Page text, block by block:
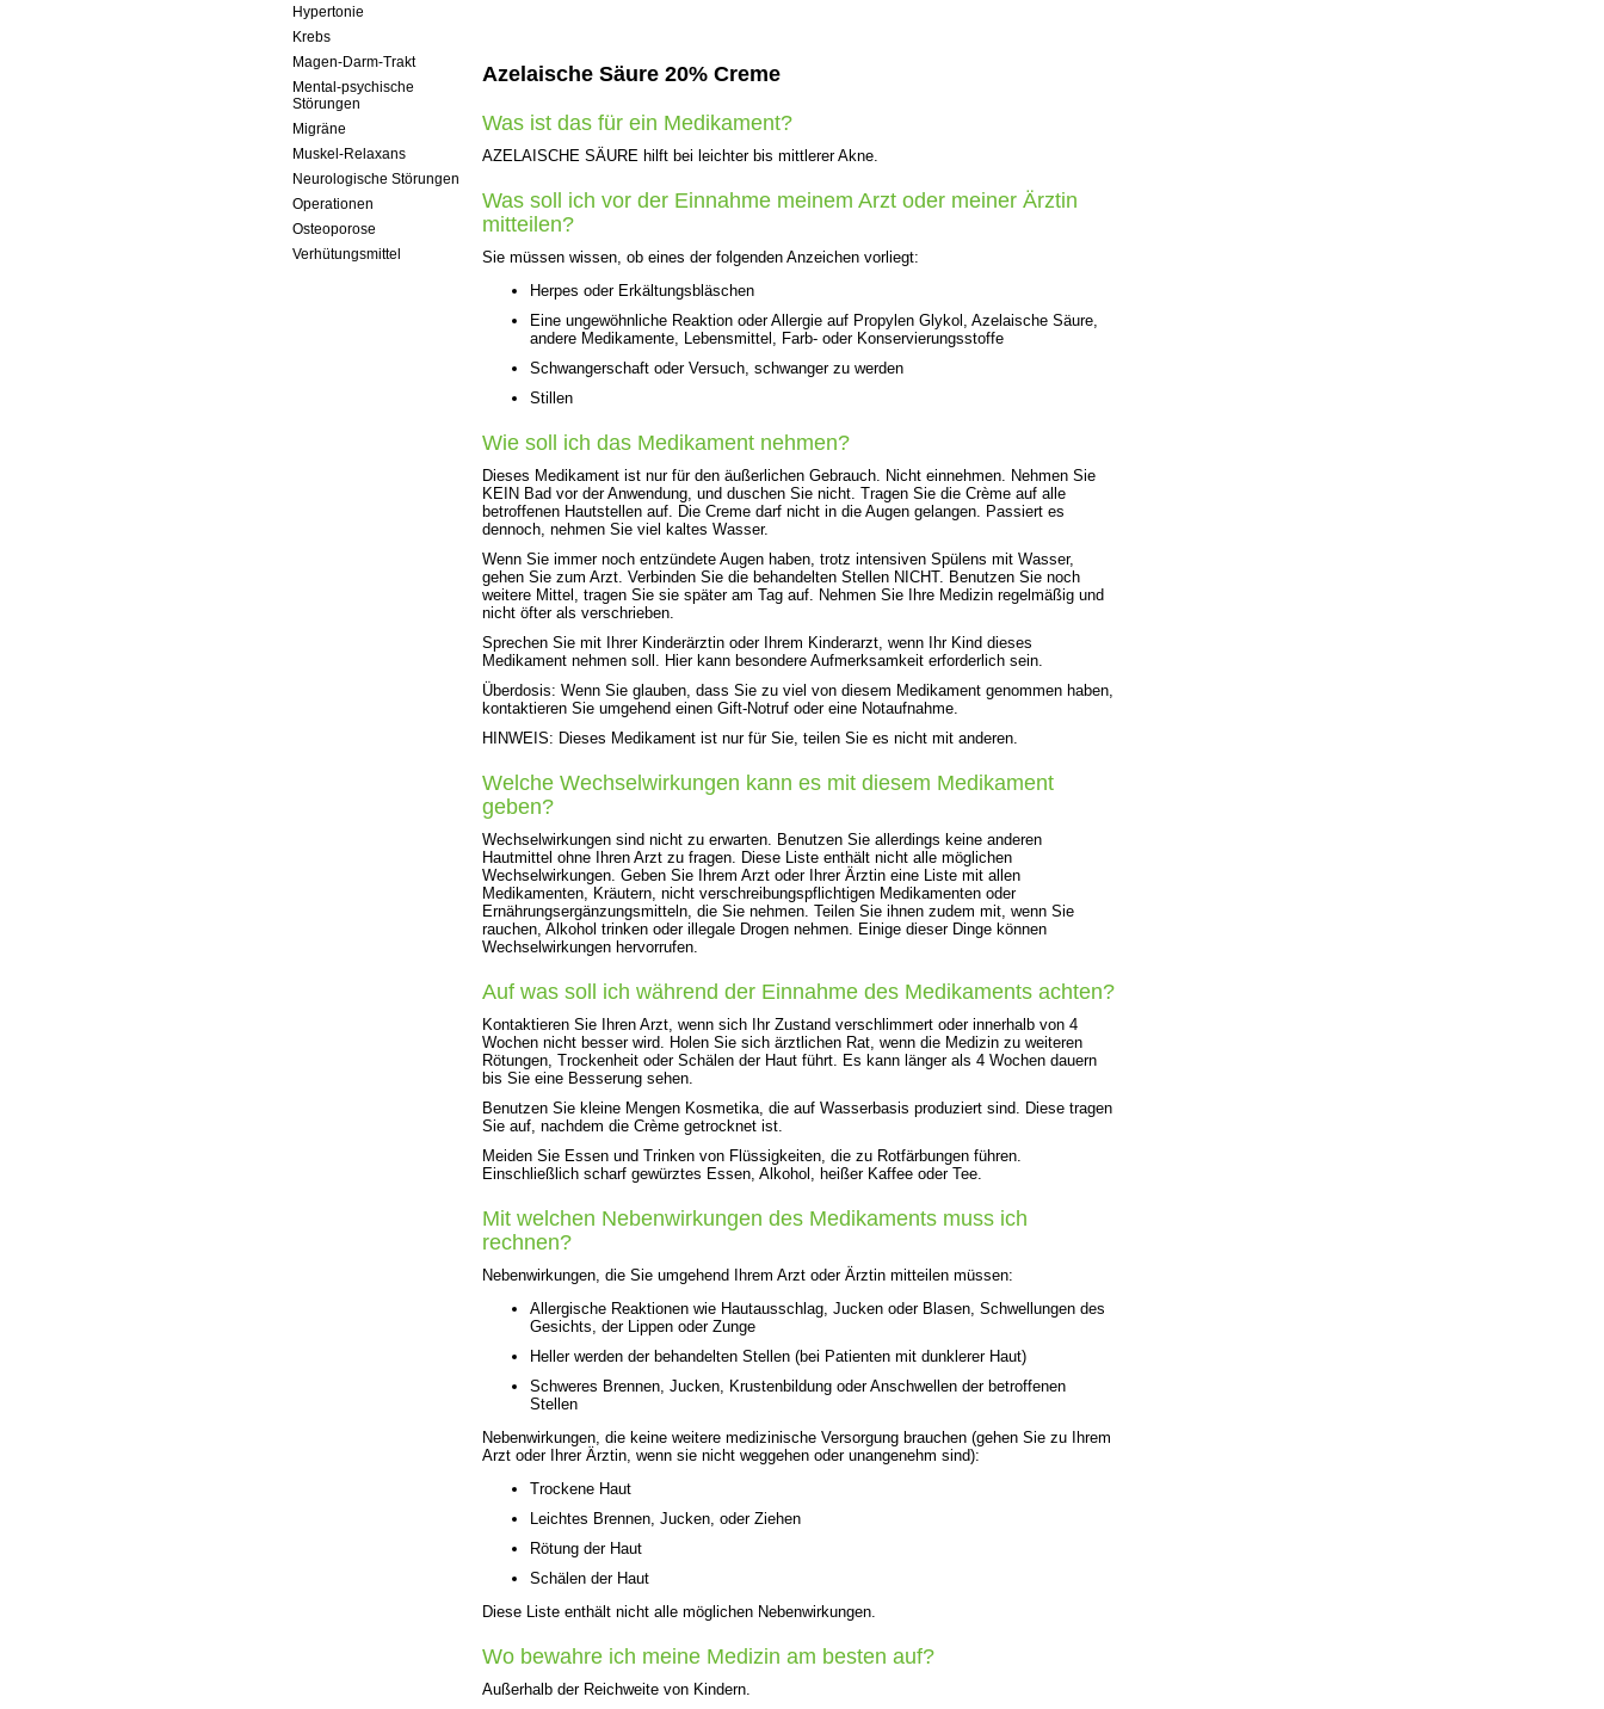
Hypertonie
Krebs
Magen-Darm-Trakt
Mental-psychische
Störungen
Migräne
Muskel-Relaxans
Neurologische Störungen
Operationen
Osteoporose
Verhütungsmittel
Azelaische Säure 20% Creme
Was ist das für ein Medikament?
AZELAISCHE SÄURE hilft bei leichter bis mittlerer Akne.
Was soll ich vor der Einnahme meinem Arzt oder meiner Ärztin
mitteilen?
Sie müssen wissen, ob eines der folgenden Anzeichen vorliegt:
Herpes oder Erkältungsbläschen
Eine ungewöhnliche Reaktion oder Allergie auf Propylen Glykol, Azelaische Säure,
andere Medikamente, Lebensmittel, Farb- oder Konservierungsstoffe
Schwangerschaft oder Versuch, schwanger zu werden
Stillen
Wie soll ich das Medikament nehmen?
Dieses Medikament ist nur für den äußerlichen Gebrauch. Nicht einnehmen. Nehmen Sie
KEIN Bad vor der Anwendung, und duschen Sie nicht. Tragen Sie die Crème auf alle
betroffenen Hautstellen auf. Die Creme darf nicht in die Augen gelangen. Passiert es
dennoch, nehmen Sie viel kaltes Wasser.
Wenn Sie immer noch entzündete Augen haben, trotz intensiven Spülens mit Wasser,
gehen Sie zum Arzt. Verbinden Sie die behandelten Stellen NICHT. Benutzen Sie noch
weitere Mittel, tragen Sie sie später am Tag auf. Nehmen Sie Ihre Medizin regelmäßig und
nicht öfter als verschrieben.
Sprechen Sie mit Ihrer Kinderärztin oder Ihrem Kinderarzt, wenn Ihr Kind dieses
Medikament nehmen soll. Hier kann besondere Aufmerksamkeit erforderlich sein.
Überdosis: Wenn Sie glauben, dass Sie zu viel von diesem Medikament genommen haben,
kontaktieren Sie umgehend einen Gift-Notruf oder eine Notaufnahme.
HINWEIS: Dieses Medikament ist nur für Sie, teilen Sie es nicht mit anderen.
Welche Wechselwirkungen kann es mit diesem Medikament
geben?
Wechselwirkungen sind nicht zu erwarten. Benutzen Sie allerdings keine anderen
Hautmittel ohne Ihren Arzt zu fragen. Diese Liste enthält nicht alle möglichen
Wechselwirkungen. Geben Sie Ihrem Arzt oder Ihrer Ärztin eine Liste mit allen
Medikamenten, Kräutern, nicht verschreibungspflichtigen Medikamenten oder
Ernährungsergänzungsmitteln, die Sie nehmen. Teilen Sie ihnen zudem mit, wenn Sie
rauchen, Alkohol trinken oder illegale Drogen nehmen. Einige dieser Dinge können
Wechselwirkungen hervorrufen.
Auf was soll ich während der Einnahme des Medikaments achten?
Kontaktieren Sie Ihren Arzt, wenn sich Ihr Zustand verschlimmert oder innerhalb von 4
Wochen nicht besser wird. Holen Sie sich ärztlichen Rat, wenn die Medizin zu weiteren
Rötungen, Trockenheit oder Schälen der Haut führt. Es kann länger als 4 Wochen dauern
bis Sie eine Besserung sehen.
Benutzen Sie kleine Mengen Kosmetika, die auf Wasserbasis produziert sind. Diese tragen
Sie auf, nachdem die Crème getrocknet ist.
Meiden Sie Essen und Trinken von Flüssigkeiten, die zu Rotfärbungen führen.
Einschließlich scharf gewürztes Essen, Alkohol, heißer Kaffee oder Tee.
Mit welchen Nebenwirkungen des Medikaments muss ich
rechnen?
Nebenwirkungen, die Sie umgehend Ihrem Arzt oder Ärztin mitteilen müssen:
Allergische Reaktionen wie Hautausschlag, Jucken oder Blasen, Schwellungen des
Gesichts, der Lippen oder Zunge
Heller werden der behandelten Stellen (bei Patienten mit dunklerer Haut)
Schweres Brennen, Jucken, Krustenbildung oder Anschwellen der betroffenen
Stellen
Nebenwirkungen, die keine weitere medizinische Versorgung brauchen (gehen Sie zu Ihrem
Arzt oder Ihrer Ärztin, wenn sie nicht weggehen oder unangenehm sind):
Trockene Haut
Leichtes Brennen, Jucken, oder Ziehen
Rötung der Haut
Schälen der Haut
Diese Liste enthält nicht alle möglichen Nebenwirkungen.
Wo bewahre ich meine Medizin am besten auf?
Außerhalb der Reichweite von Kindern.